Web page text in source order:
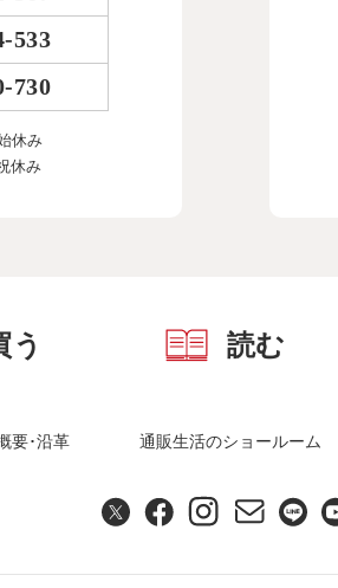
533
730
休み
休み
う 読む
要･沿革 通販生活のショールーム